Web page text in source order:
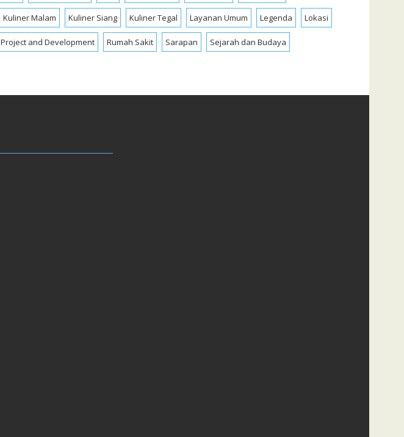
Kuliner Malam Kuliner Siang Kuliner Tegal Layanan Umum Legenda Lokasi
Project and Development Rumah Sakit Sarapan Sejarah dan Budaya